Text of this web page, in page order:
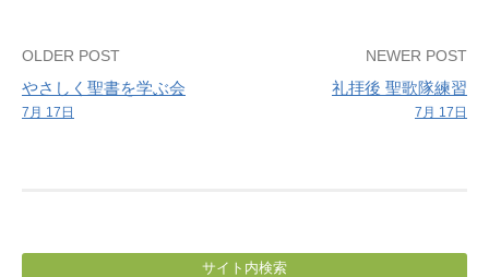
Post
navigation
OLDER POST
やさしく聖書を学ぶ会
7月 17日
NEWER POST
礼拝後 聖歌隊練習
7月 17日
サイト内検索